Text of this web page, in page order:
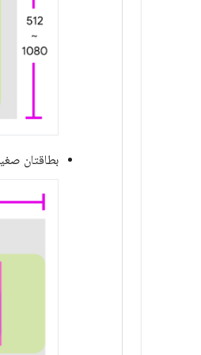
بطاقتان